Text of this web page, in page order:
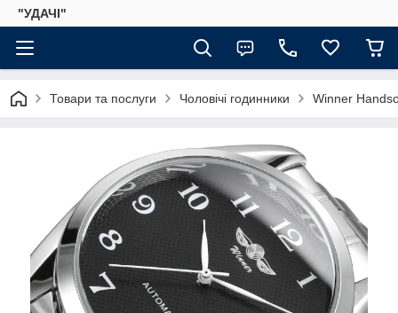
"УДАЧІ"
Товари та послуги Чоловічі годинники Winner